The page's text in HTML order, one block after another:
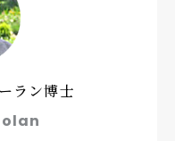
ラン博士